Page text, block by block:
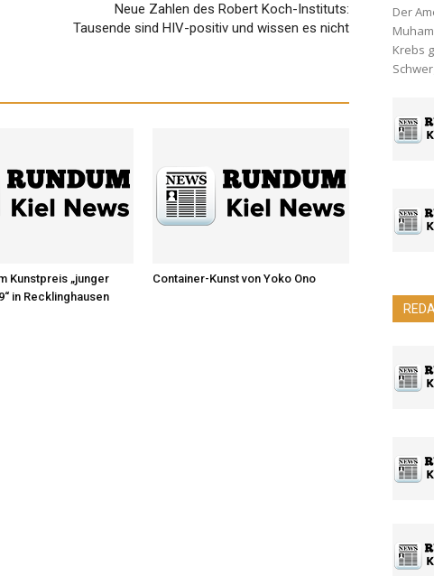
Neue Zahlen des Robert Koch-Instituts:
Tausende sind HIV-positiv und wissen es nicht
Kunstpreis „junger
in Recklinghausen
Container-Kunst von Yoko Ono
Der
Krebs